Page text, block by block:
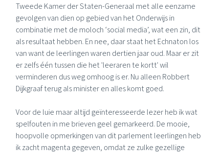
Tweede Kamer der Staten-Generaal met alle eenzame
gevolgen van dien op gebied van het Onderwijs in
combinatie met de moloch ‘social media’, wat een zin, dit
als resultaat hebben. En nee, daar staat het Echnaton los
van want de leerlingen waren dertien jaar oud. Maar er zit
er zelfs één tussen die het 'leeraren te kortt' wil
verminderen dus weg omhoog is er. Nu alleen Robbert
Dijkgraafterug als minister en alles komt goed.
Voor de luie maar altijd geïnteresseerde lezer heb ik wat
spelfouten in me brieven geel gemarkeerd. De mooie,
hoopvolle opmerkingen van dit parlement leerlingen heb
ik zacht magenta gegeven, omdat ze zulke gezellige